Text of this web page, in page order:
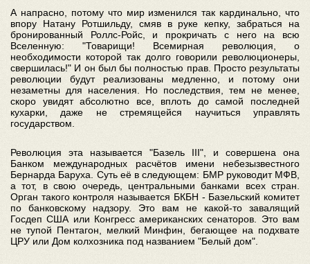
А напрасно, потому что мир изменился так кардинально, что
впору Натану Ротшильду, смяв в руке кепку, забраться на
бронированный Роллс-Ройс, и прокричать с него на всю
Вселенную: "Товарищи! Всемирная революция, о
необходимости которой так долго говорили революционеры,
свершилась!" И он был бы полностью прав. Просто результаты
революции будут реализованы медленно, и потому они
незаметны для населения. Но последствия, тем не менее,
скоро увидят абсолютно все, вплоть до самой последней
кухарки, даже не стремящейся научиться управлять
государством.
Революция эта называется "Базель III", и совершена она
Банком международных расчётов имени небезызвестного
Бернарда Баруха. Суть её в следующем: БМР руководит МФВ,
а тот, в свою очередь, центральными банками всех стран.
Орган такого контроля называется БКБН - Базельский комитет
по банковскому надзору. Это вам не какой-то завалящий
Госдеп США или Конгресс американских сенаторов. Это вам
не тупой Пентагон, мелкий Минфин, бегающее на подхвате
ЦРУ или Дом колхозника под названием "Белый дом".